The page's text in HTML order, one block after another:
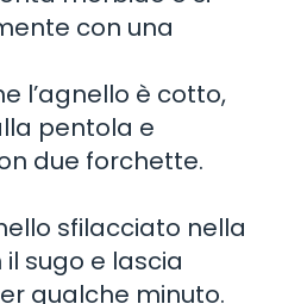
con una
l’agnello è cotto,
pentola e
due forchette.
sfilacciato nella
sugo e lascia
qualche minuto.